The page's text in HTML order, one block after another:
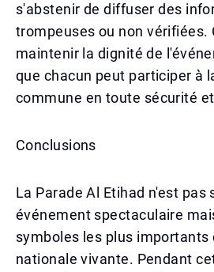
s'abstenir de diffuser des
trompeuses ou non vérifiées.
maintenir la dignité de
que chacun peut participer à
commune en toute sécurité
Conclusions
La Parade Al Etihad n'est pas
événement spectaculaire
symboles les plus importants
nationale vivante. Pendant